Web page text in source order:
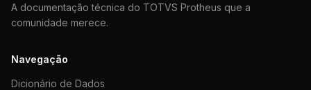
A documentação técnica do TOTVS Protheus que a
comunidade merece.
Navegação
Dicionário de Dados